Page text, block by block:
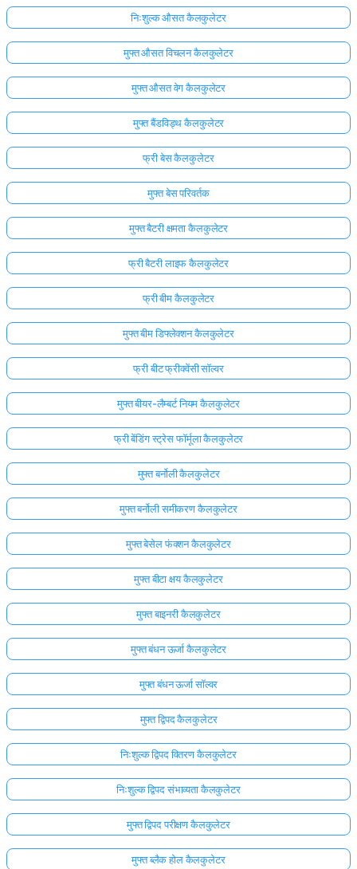
निःशुल्क औसत कैलकुलेटर
मुफ्त औसत विचलन कैलकुलेटर
मुफ्त औसत वेग कैलकुलेटर
मुफ्त बैंडविड्थ कैलकुलेटर
फ्री बेस कैलकुलेटर
मुफ्त बेस परिवर्तक
मुफ्त बैटरी क्षमता कैलकुलेटर
फ्री बैटरी लाइफ कैलकुलेटर
फ्री बीम कैलकुलेटर
मुफ्त बीम डिफ्लेक्शन कैलकुलेटर
फ्री बीट फ्रीक्वेंसी सॉल्वर
मुफ्त बीयर-लैम्बर्ट नियम कैलकुलेटर
फ्री बेंडिंग स्ट्रेस फॉर्मूला कैलकुलेटर
मुफ्त बर्नोली कैलकुलेटर
मुफ्त बर्नोली समीकरण कैलकुलेटर
मुफ्त बेसेल फंक्शन कैलकुलेटर
मुफ्त बीटा क्षय कैलकुलेटर
मुफ्त बाइनरी कैलकुलेटर
मुफ्त बंधन ऊर्जा कैलकुलेटर
मुफ्त बंधन ऊर्जा सॉल्वर
मुफ्त द्विपद कैलकुलेटर
निःशुल्क द्विपद वितरण कैलकुलेटर
निःशुल्क द्विपद संभाव्यता कैलकुलेटर
मुफ्त द्विपद परीक्षण कैलकुलेटर
मुफ्त ब्लैक होल कैलकुलेटर